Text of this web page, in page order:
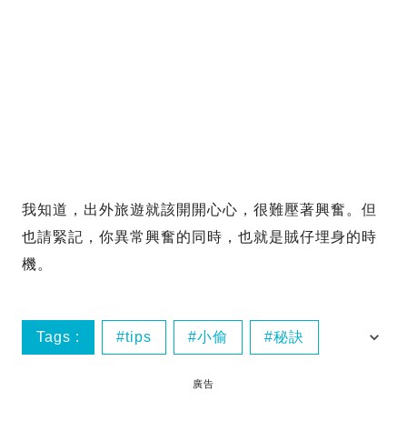
我知道，出外旅遊就該開開心心，很難壓著興奮。但
也請緊記，你異常興奮的同時，也就是賊仔埋身的時
機。
Tags : tips 小偷 秘訣
廣告